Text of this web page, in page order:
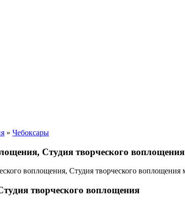
» Чебоксары
Студия творческого
воплощения, Студия творческого
творческого воплощения